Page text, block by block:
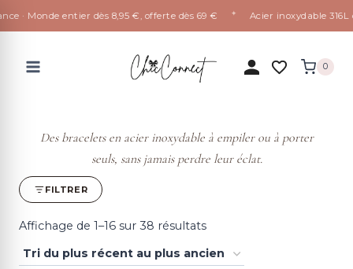
Monde entier dès 8,95 €, offerte dès 69 € ✦ Acier inoxydable 316L
0
Des bracelets en acier inoxydable à empiler ou à porter
seuls, sans jamais perdre leur éclat.
FILTRER
Affichage de 1–16 sur 38 résultatsTrié
du